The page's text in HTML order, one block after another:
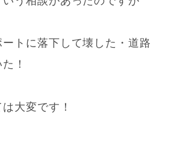
トに落下して壊した・道路
！
大変です！